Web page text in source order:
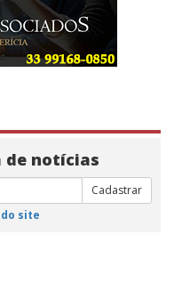
de notícias
Cadastrar
site